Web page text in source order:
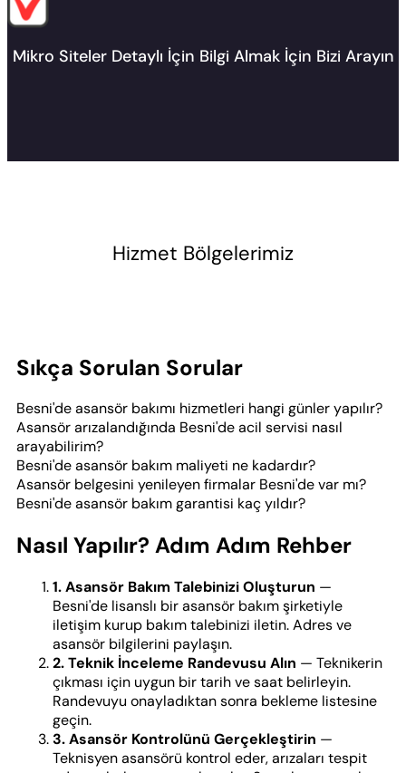
Mikro Siteler Detaylı İçin Bilgi Almak İçin Bizi Arayın
Hizmet Bölgelerimiz
Sıkça Sorulan Sorular
Besni'de asansör bakımı hizmetleri hangi günler yapılır?
Asansör arızalandığında Besni'de acil servisi nasıl
arayabilirim?
Besni'de asansör bakım maliyeti ne kadardır?
Asansör belgesini yenileyen firmalar Besni'de var mı?
Besni'de asansör bakım garantisi kaç yıldır?
Nasıl Yapılır? Adım Adım Rehber
1. Asansör Bakım Talebinizi Oluşturun —
Besni'de lisanslı bir asansör bakım şirketiyle
iletişim kurup bakım talebinizi iletin. Adres ve
asansör bilgilerini paylaşın.
2. Teknik İnceleme Randevusu Alın — Teknikerin
çıkması için uygun bir tarih ve saat belirleyin.
Randevuyu onayladıktan sonra bekleme listesine
geçin.
3. Asansör Kontrolünü Gerçekleştirin —
Teknisyen asansörü kontrol eder, arızaları tespit